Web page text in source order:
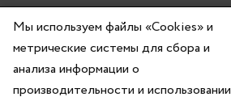
Прайс
Каталог ГОФРОМАТИК
Мы используем файлы «Cookies» и
метрические системы для сбора и
анализа информации о
производительности и использовании